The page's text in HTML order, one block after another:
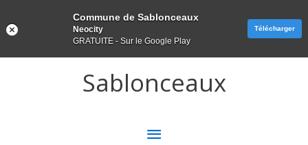
Sablonceaux
MENU
Commune de Sablonceaux
Neocity
GRATUITE - Sur le Google Play
Télécharger